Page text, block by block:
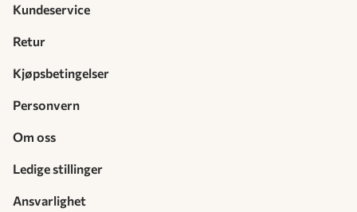
Kundeservice
Retur
Kjøpsbetingelser
Personvern
Om oss
Ledige stillinger
Ansvarlighet